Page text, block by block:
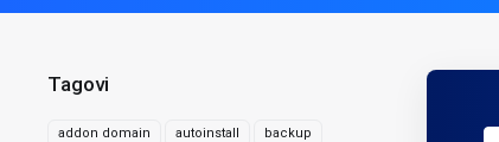
Tagovi
addon domain autoinstall backup